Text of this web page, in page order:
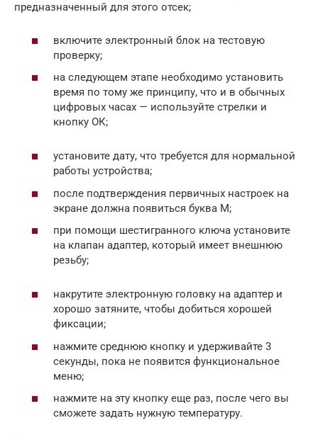
предназначенный для этого отсек;
включите электронный блок на тестовую
проверку;
на следующем этапе необходимо установить
время по тому же принципу, что и в обычных
цифровых часах — используйте стрелки и
кнопку ОК;
установите дату, что требуется для нормальной
работы устройства;
после подтверждения первичных настроек на
экране должна появиться буква М;
при помощи шестигранного ключа установите
на клапан адаптер, который имеет внешнюю
резьбу;
накрутите электронную головку на адаптер и
хорошо затяните, чтобы добиться хорошей
фиксации;
нажмите среднюю кнопку и удерживайте 3
секунды, пока не появится функциональное
меню;
нажмите на эту кнопку еще раз, после чего вы
сможете задать нужную температуру.